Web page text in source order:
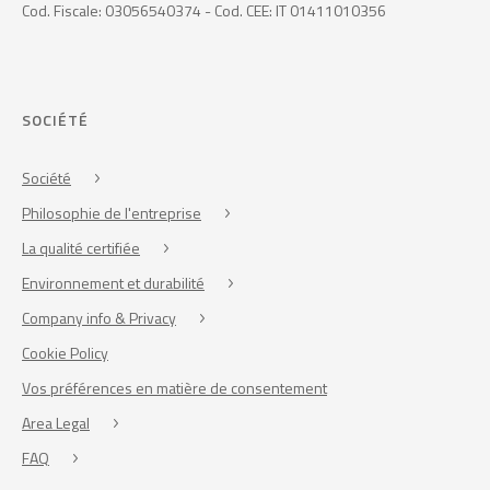
Cod. Fiscale: 03056540374 - Cod. CEE: IT 01411010356
SOCIÉTÉ
Société
Philosophie de l'entreprise
La qualité certifiée
Environnement et durabilité
Company info & Privacy
Cookie Policy
Vos préférences en matière de consentement
Area Legal
FAQ